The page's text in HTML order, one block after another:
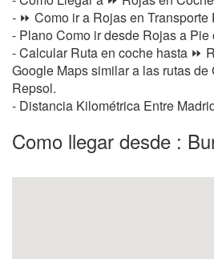
- ⏩ Como ir a Rojas en
- Plano Como ir desde Rojas a Pie
- Calcular Ruta en coche hasta ⏩
Google Maps similar a las rutas
Repsol.
- Distancia Kilométrica Entre
Como llegar desde :